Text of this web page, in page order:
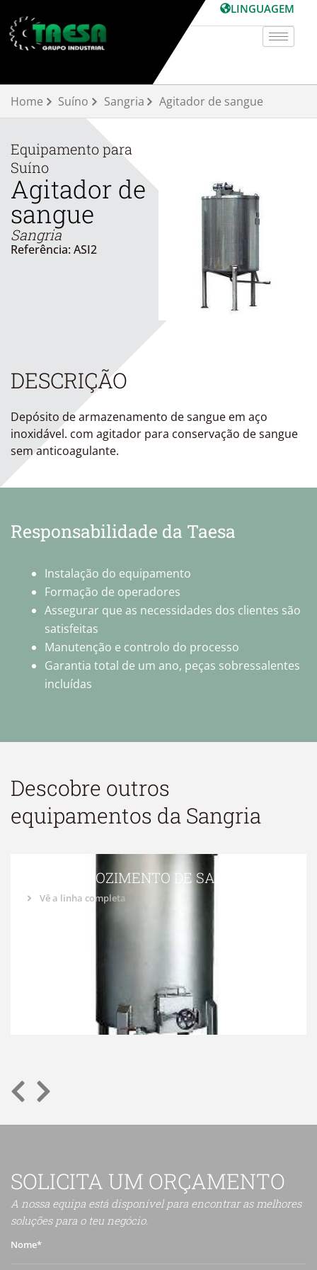
to
content
LINGUAGEM
Home Suíno Sangria Agitador de sangue
Equipamento para
Suíno
Agitador de
sangue
Sangria
Referência: ASI2
DESCRIÇÃO
Depósito de armazenamento de sangue em aço
inoxidável. com agitador para conservação de sangue
sem anticoagulante.
Responsabilidade da Taesa
Instalação do equipamento
Formação de operadores
Assegurar que as necessidades dos clientes são
satisfeitas
Manutenção e controlo do processo
Garantia total de um ano, peças sobressalentes
incluídas
Descobre outros
equipamentos da Sangria
TANQUE COZIMENTO DE SANGUE
Vê a linha completa
SOLICITA UM ORÇAMENTO
A nossa equipa está disponível para encontrar as melhores
soluções para o teu negócio.
Nome*